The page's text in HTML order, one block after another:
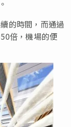
的時間，而通過
倍，機場的便